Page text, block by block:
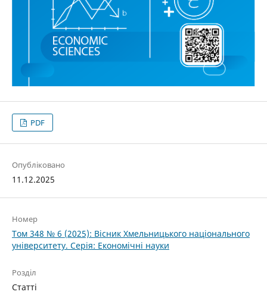
PDF
Опубліковано
11.12.2025
Номер
Том 348 № 6 (2025): Вісник Хмельницького національного
університету. Серія: Економічні науки
Розділ
Статті